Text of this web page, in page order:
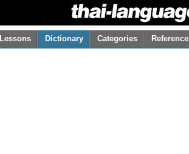
Lessons Dictionary Categories Reference